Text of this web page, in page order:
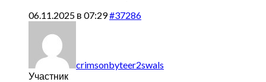
06.11.2025 в 07:29#37286
crimsonbyteer2swals
Участник